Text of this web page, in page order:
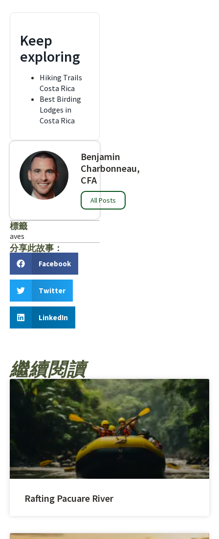
Keep
exploring
Hiking Trails
Costa Rica
Best Birding
Lodges in
Costa Rica
Benjamin
Charbonneau,
CFA
All Posts
標籤
aves
分享此故事：
Facebook
Twitter
LinkedIn
繼續閱讀
Rafting Pacuare River